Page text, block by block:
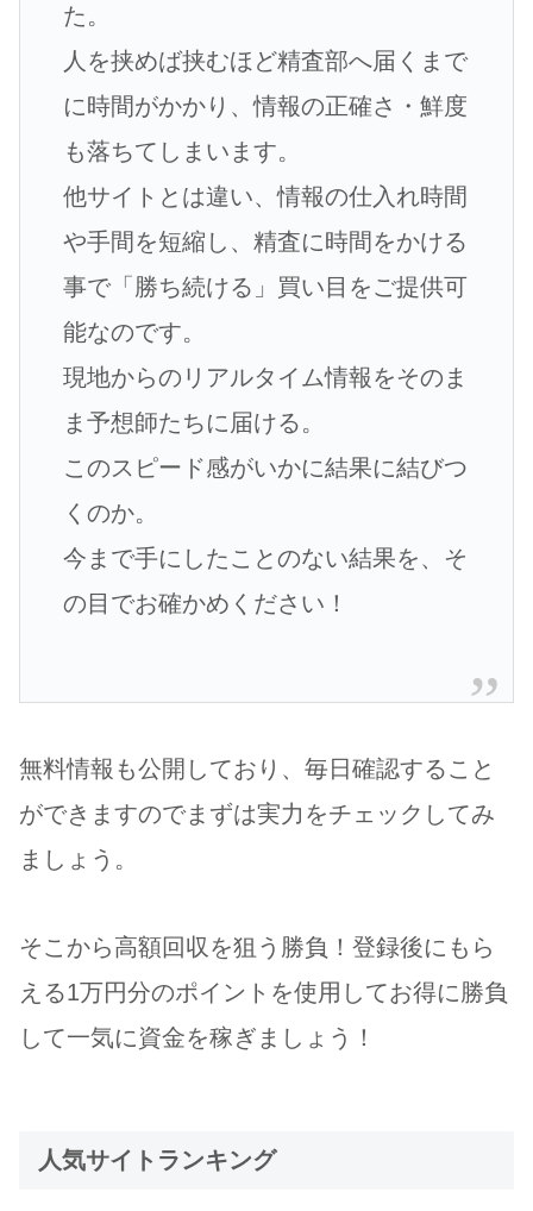
た。
人を挟めば挟むほど精査部へ届くまで
に時間がかかり、情報の正確さ・鮮度
も落ちてしまいます。
他サイトとは違い、情報の仕入れ時間
や手間を短縮し、精査に時間をかける
事で「勝ち続ける」買い目をご提供可
能なのです。
現地からのリアルタイム情報をそのま
ま予想師たちに届ける。
このスピード感がいかに結果に結びつ
くのか。
今まで手にしたことのない結果を、そ
の目でお確かめください！
無料情報も公開しており、毎日確認すること
ができますのでまずは実力をチェックしてみ
ましょう。
そこから高額回収を狙う勝負！登録後にもら
える1万円分のポイントを使用してお得に勝負
して一気に資金を稼ぎましょう！
人気サイトランキング